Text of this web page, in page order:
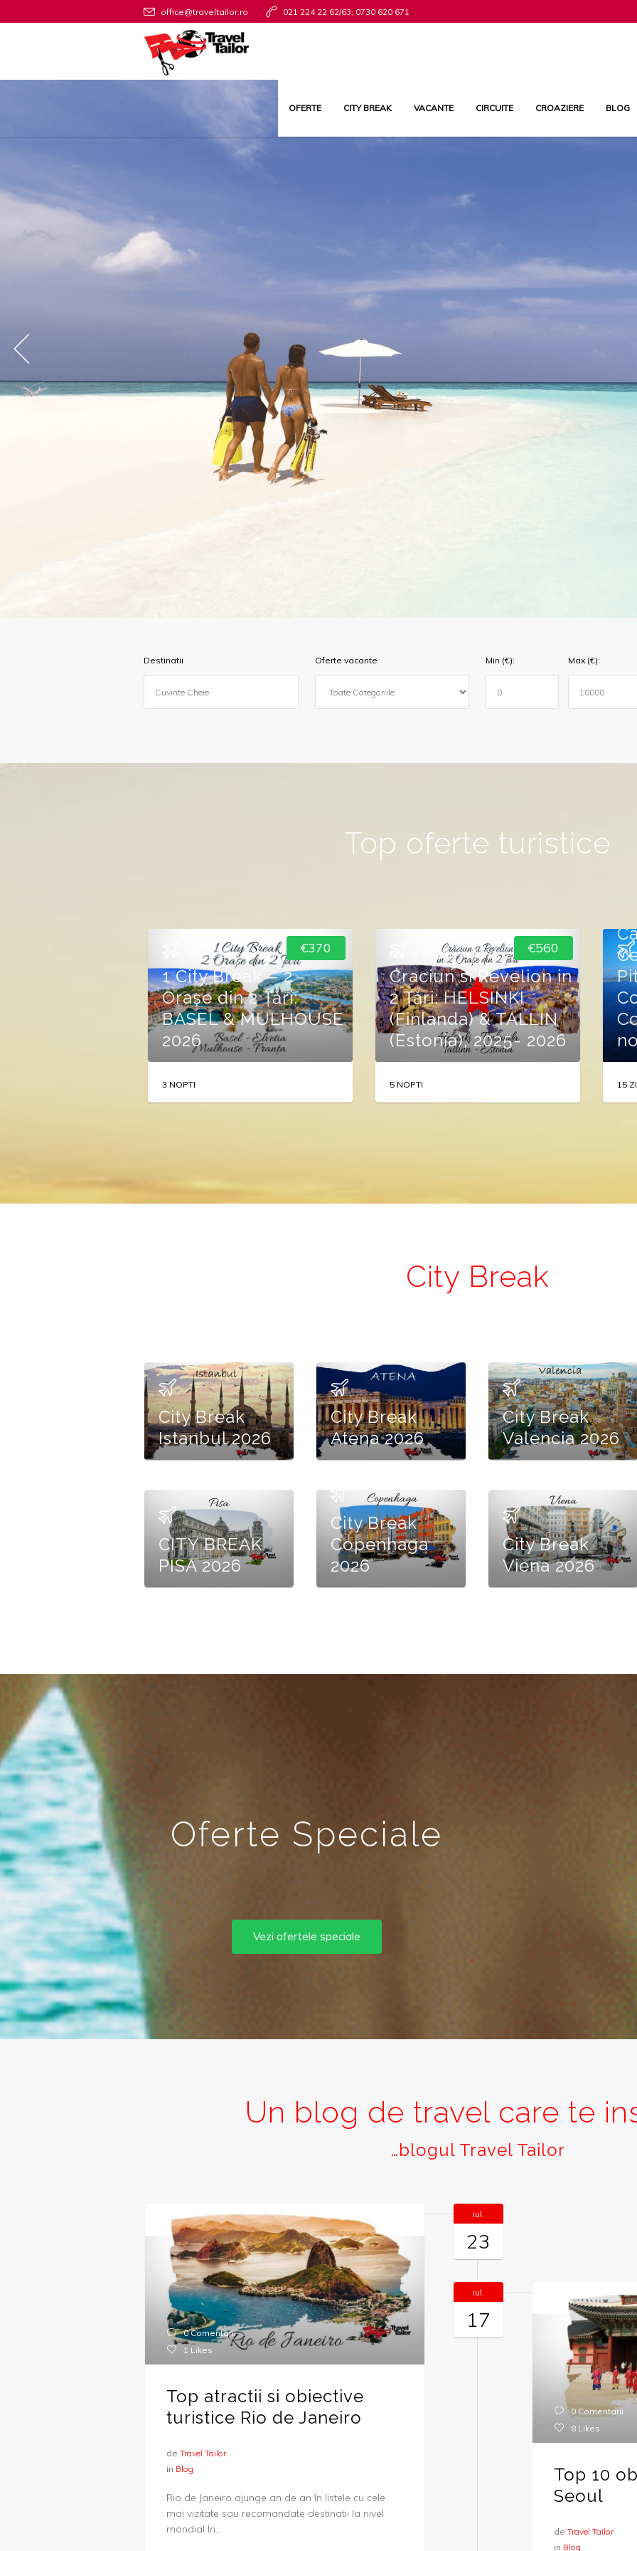
office@traveltailor.ro 021 224 22 62/63; 0730 620 671
OFERTE CITY BREAK VACANTE CIRCUITE CROAZIERE BLOG
Destinatii Oferte vacante Max (€):
Min (€):
Top oferte turistice
€370
1 city break 2 orase 2 tari
1 City Break – 2
Orașe din 2 Țări:
BASEL & MULHOUSE
2026
3 NOPTI
€560
Oferte Craciun si Revelion
Craciun si Revelion in
2 Țări: HELSINKI
(Finlanda) & TALLIN
(Estonia), 2025- 2026
5 NOPTI 15
City Break
City Break
Istanbul 2026
City Break
Atena 2026
City Break
Valencia 2026
CITY BREAK
PISA 2026
City Break
Copenhaga
2026
City Break
Viena 2026
Oferte Speciale
Vezi ofertele speciale
Un blog de travel care te
…blogul Travel Tailor
iul.
23
0 Comentarii
1 Likes
Top atractii si obiective
turistice Rio de Janeiro
de Travel Tailor
in Blog
Rio de Janeiro ajunge an de an în listele cu cele
mai vizitate sau recomandate destinatii la nivel
mondial In...
iul.
17
0 Comentarii
8Likes
Top 10
Seoul
de Travel Tailor
in Blog